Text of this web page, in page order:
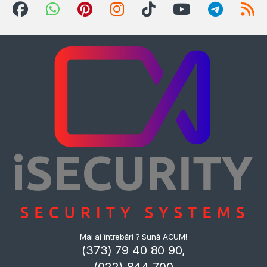
Mai ai întrebări ? Sună ACUM!
(373) 79 40 80 90,